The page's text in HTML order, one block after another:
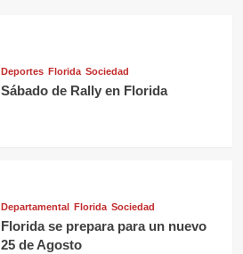
Deportes Florida Sociedad
Sábado de Rally en Florida
Departamental Florida Sociedad
Florida se prepara para un nuevo
25 de Agosto